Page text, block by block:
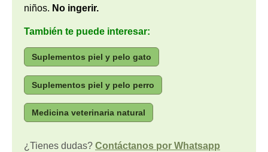
niños. No ingerir.
También te puede interesar:
Suplementos piel y pelo gato
Suplementos piel y pelo perro
Medicina veterinaria natural
¿Tienes dudas? Contáctanos por Whatsapp